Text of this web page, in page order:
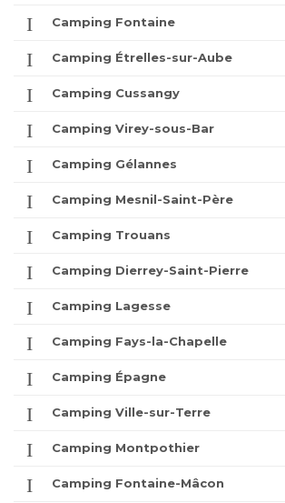
Camping Fontaine
Camping Étrelles-sur-Aube
Camping Cussangy
Camping Virey-sous-Bar
Camping Gélannes
Camping Mesnil-Saint-Père
Camping Trouans
Camping Dierrey-Saint-Pierre
Camping Lagesse
Camping Fays-la-Chapelle
Camping Épagne
Camping Ville-sur-Terre
Camping Montpothier
Camping Fontaine-Mâcon